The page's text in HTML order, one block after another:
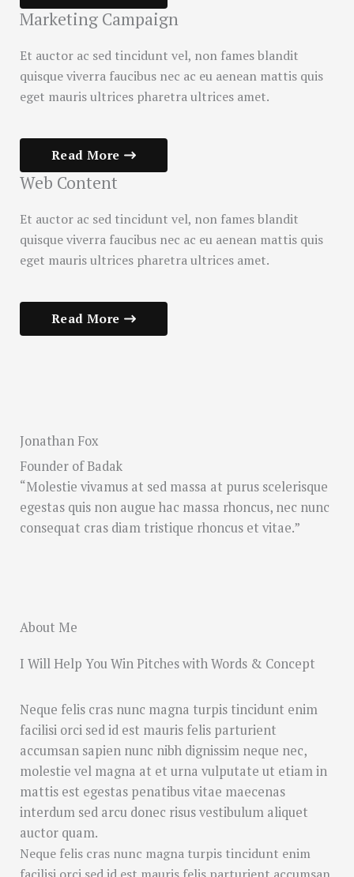
Marketing Campaign
Et auctor ac sed tincidunt vel, non fames blandit
quisque viverra faucibus nec ac eu aenean mattis quis
eget mauris ultrices pharetra ultrices amet.
Read More
Web Content
Et auctor ac sed tincidunt vel, non fames blandit
quisque viverra faucibus nec ac eu aenean mattis quis
eget mauris ultrices pharetra ultrices amet.
Read More
Jonathan Fox
Founder of Badak
“Molestie vivamus at sed massa at purus scelerisque
egestas quis non augue hac massa rhoncus, nec nunc
consequat cras diam tristique rhoncus et vitae.”
About Me
I Will Help You Win Pitches with Words & Concept
Neque felis cras nunc magna turpis tincidunt enim
facilisi orci sed id est mauris felis parturient
accumsan sapien nunc nibh dignissim neque nec,
molestie vel magna at et urna vulputate ut etiam in
mattis est egestas penatibus vitae maecenas
interdum sed arcu donec risus vestibulum aliquet
auctor quam.
Neque felis cras nunc magna turpis tincidunt enim